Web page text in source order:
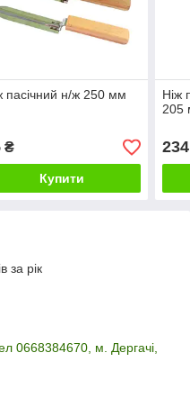
пасічний н/ж 250 мм
₴
Купити
Ніж
205
234
за рік
0668384670, м. Дергачі,